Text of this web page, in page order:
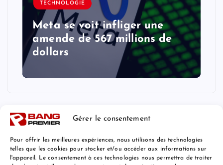
Gérer le consentement
Pour offrir les meilleures expériences, nous utilisons des technologies
telles que les cookies pour stocker et/ou accéder aux informations sur
l'appareil. Le consentement à ces technologies nous permettra de traiter
TECHNOLOGIE
Meta se voit infliger une
amende de 567 millions de
dollars
Mentions Légales